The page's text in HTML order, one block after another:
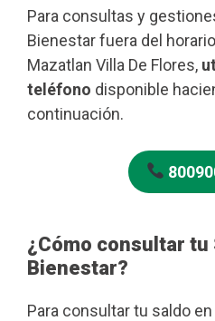
Para consultas y
Bienestar fuera del
Mazatlan Villa De Flores,
teléfono disponible
continuación.
¿Cómo consultar tu
Bienestar?
Para consultar tu saldo